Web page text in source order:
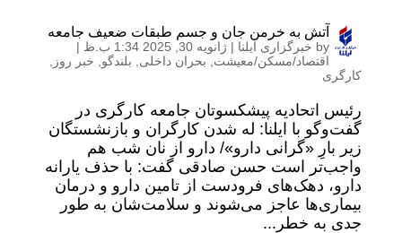
آتش به خرمن جان و جسم طبقات ضعیف جامعه
by خبرگزاری ایلنا | ژانویه 30, 2025 1:34 ب.ظ
|
اقتصاد/مسکن/معیشت
بحران داخلی بلندگو خبر روز
کارگری
رئیس اتحادیه پیشکسوتان جامعه کارگری در
گفت‌وگو با ایلنا: له شدن کارگران و بازنشستگان
زیر بارِ «گرانی دارو»/ دارو از نان شب هم
واجب‌تر است حسن صادقی گفت: با حذف یارانه
دارو، دهک‌های فرودست از تامین دارو و درمان
بیماری‌ها عاجز می‌شوند و سلامت‌شان به طور
جدی به خطر...